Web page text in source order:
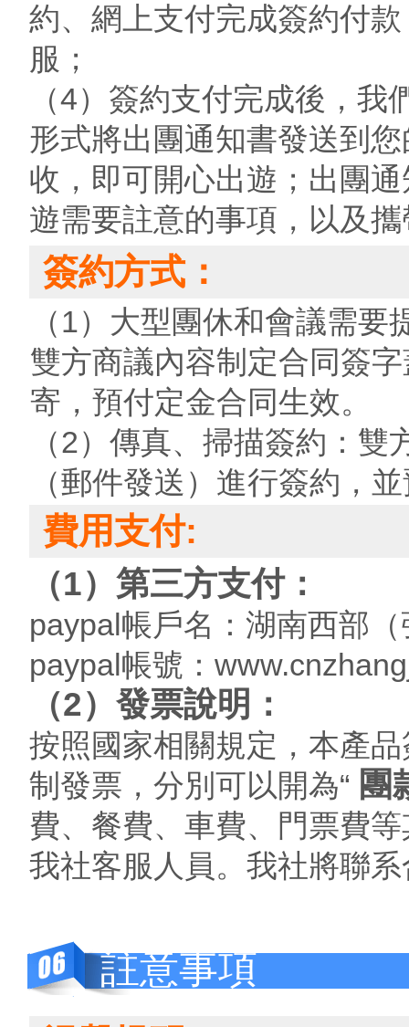
約、網上支付完成簽約付
服；
（4）簽約支付完成後，
形式將出團通知書發送到
收，即可開心出遊；出團
遊需要註意的事項，以及
簽約方式：
（1）大型團休和會議需
雙方商議內容制定合同簽
寄，預付定金合同生效。
（2）傳真、掃描簽約：
（郵件發送）進行簽約，
費用支付:
（1）第三方支付：
paypal帳戶名：湖南西部
paypal帳號：
（2）發票說明：
按照國家相關規定，本產
制發票，分別可以開為“ 團
費、餐費、車費、門票費
我社客服人員。我社將聯
註意事項